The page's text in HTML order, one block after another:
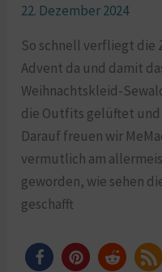
22. Dezember 2024
So schnell verfliegt die
Advent da und damit
Weihnachtskleid-
die Outfits gelüftet und
Darauf freuen wir
vermutlich am
geworden, wie sehen
geschafft